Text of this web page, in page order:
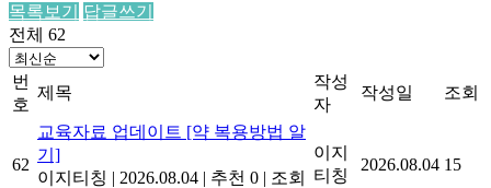
목록보기
답글쓰기
전체 62
번
호
제목
작성
자
작성일 조회
62
교육자료 업데이트 [약 복용방법 알
기]
이지티칭 | 2026.08.04 | 추천 0 | 조회
이지
티칭
2026.08.04 15